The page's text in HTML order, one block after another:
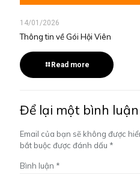
14/01/2026
Thông tin về Gói Hội Viên
Read more
Để lại một bình luận
Email của bạn sẽ không được
bắt buộc được đánh dấu *
Bình luận *